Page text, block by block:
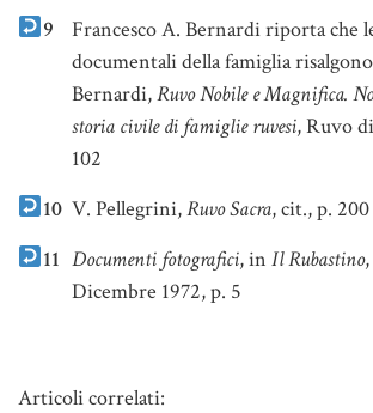
9
Francesco A. Bernardi riporta che
documentali della famiglia
Bernardi,Ruvo Nobile e Magnifica.
storia civile di famiglie ruvesi, Ruvo
102
10 V. Pellegrini,Ruvo Sacra, cit., p. 200
11 Documenti fotografici, in Il Rubastino
Dicembre 1972, p. 5
Articoli correlati: